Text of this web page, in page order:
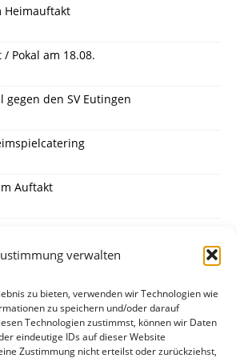
verwalten
zu bieten, verwenden wir Technologien wie
zu speichern und/oder darauf
Technologien zustimmst, können wir Daten
eindeutige IDs auf dieser Website
Zustimmung nicht erteilst oder zurückziehst,
Heimauftakt
Pokal am 18.08.
gegen den SV Eutingen
Auftakt